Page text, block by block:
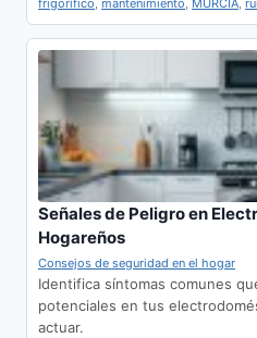
frigorífico, mantenimiento, MURCIA,
Señales de Peligro en
Hogareños
Consejos de seguridad en el hogar
Identifica síntomas comunes
potenciales en tus
actuar.